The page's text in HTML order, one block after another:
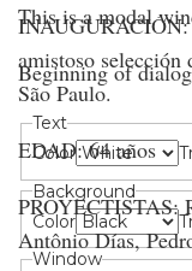
This is a modal
Beginning of
Text
Color
Background
Color
Window
INAUGURACIÓN:
amistoso selección
São Paulo.
EDAD: 64 años
PROYECTISTAS:
Antônio Días,